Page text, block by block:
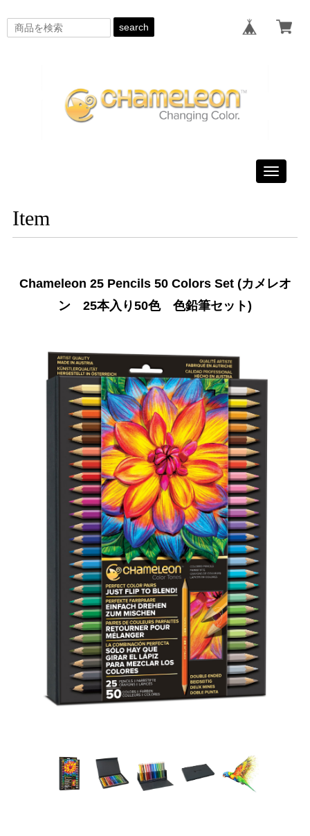
search
Toggle
Item
Chameleon 25 Pencils 50 Colors Set (カメレオ
ン 25本入り50色 色鉛筆セット)